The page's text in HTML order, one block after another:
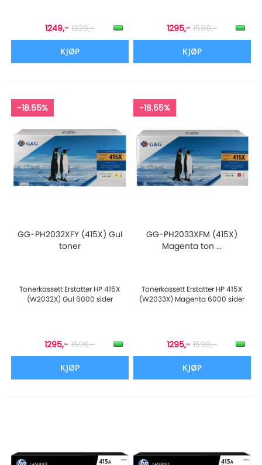
1249,- 1329,-
KJØP
1295,- 1590,-
KJØP
-18.55%
GG-PH2032XFY (415X) Gul
toner
Tonerkassett Erstatter HP 415X
(W2032X) Gul 6000 sider
1295,- 1590,-
KJØP
-18.55%
GG-PH2033XFM (415X)
Magenta ton ...
Tonerkassett Erstatter HP 415X
(W2033X) Magenta 6000 sider
1295,- 1590,-
KJØP